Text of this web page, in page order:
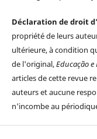
Déclaration de droit
propriété de leurs
ultérieure, à condition
de l'original,Educação e
articles de cette revue
auteurs et aucune
n'incombe au